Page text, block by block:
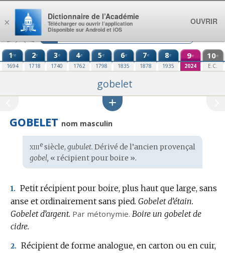
Aller au contenu
1re
1694
2e
1718
3e
1740
4e
1762
5e
1798
6e
1835
7e
1878
8e
1935
9e
2024
10e
E.C.
gobelet
GOBELET nom masculin
Étymologie
:
xiiiesiècle, gubulet. Dérivé de l’ancien provençal
gobel, « récipient pour boire ».
1. Petit récipient pour boire, plus haut que large, sans
anse et ordinairement sans pied. Gobelet d’étain.
Gobelet d’argent. Par métonymie. Boire un gobelet de
cidre.
2. Récipient de forme analogue, en carton ou en cuir,
×
Dictionnaire de l’Académie
Télécharger ou ouvrir l’application
Disponible sur Android et iOS
OUVRIR